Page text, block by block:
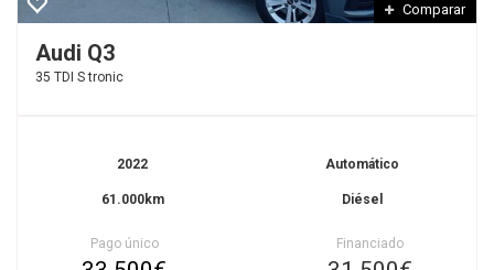
Comparar
Audi Q3
35 TDI S tronic
2022
61.000km
Automático
Diésel
Pago único Financiado